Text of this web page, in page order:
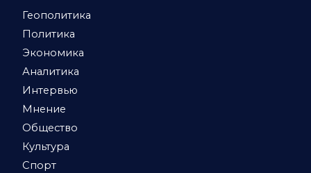
Геополитика
Политика
Экономика
Аналитика
Интервью
Мнение
Общество
Культура
Спорт